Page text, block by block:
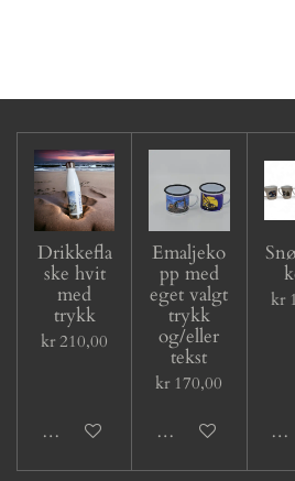
Drikkefla
ske hvit
med
trykk
kr 210,00
Legg til handlevogn
Emaljeko
pp med
eget valgt
trykk
og/eller
tekst
kr 170,00
Legg til handlevogn
kr